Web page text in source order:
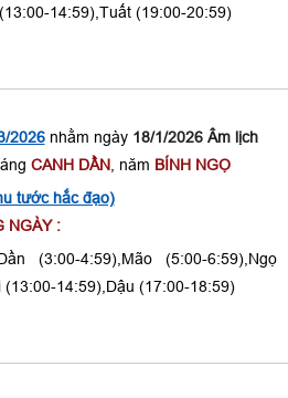
14:59),Tuất (19:00-20:59)
2026nhằm ngày 18/1/2026 Âm lịch
CANH DẦN, năm BÍNH NGỌ
tước hắc đạo)
NGÀY :
(3:00-4:59),Mão (5:00-6:59),Ngọ
(13:00-14:59),Dậu (17:00-18:59)